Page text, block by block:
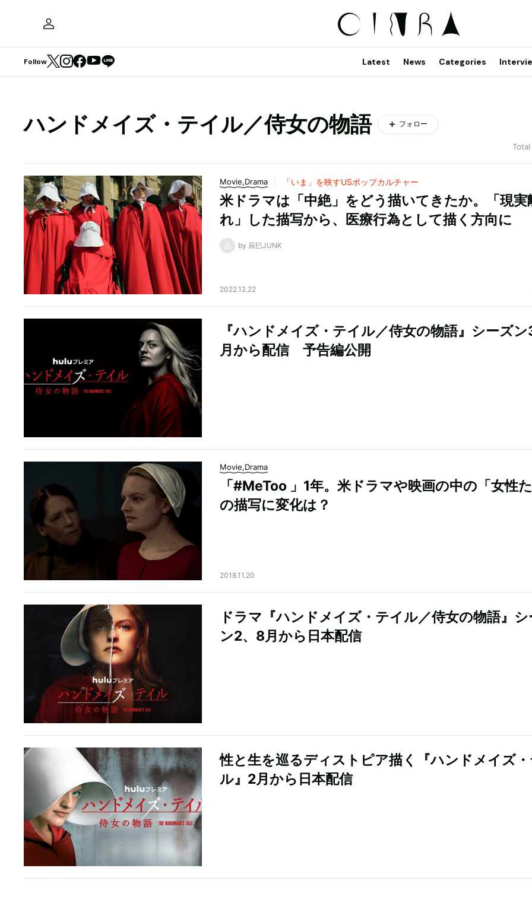
Follow Latest News Categories
ハンドメイズ・テイル／侍女の物語 フォロー
Movie,Drama 「いま」を映すUSポップカルチャー
米ドラマは「中絶」をどう描いてきたか。「現実
れ」した描写から、医療行為として描く方向に
by 辰巳JUNK
2022.12.22
『ハンドメイズ・テイル／侍女の物語』シーズ
月から配信 予告編公開
Movie,Drama
「#MeToo 」1年。米ドラマや映画の中の「女性た
の描写に変化は？
2018.11.20
ドラマ『ハンドメイズ・テイル／侍女の物語』
ン2、8月から日本配信
性と生を巡るディストピア描く『ハンドメイズ・
ル』2月から日本配信